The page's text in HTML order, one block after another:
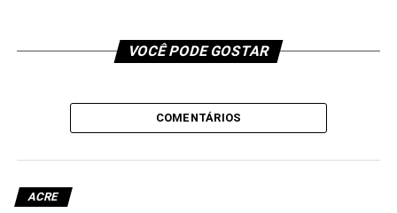
VOCÊ PODE GOSTAR
COMENTÁRIOS
ACRE